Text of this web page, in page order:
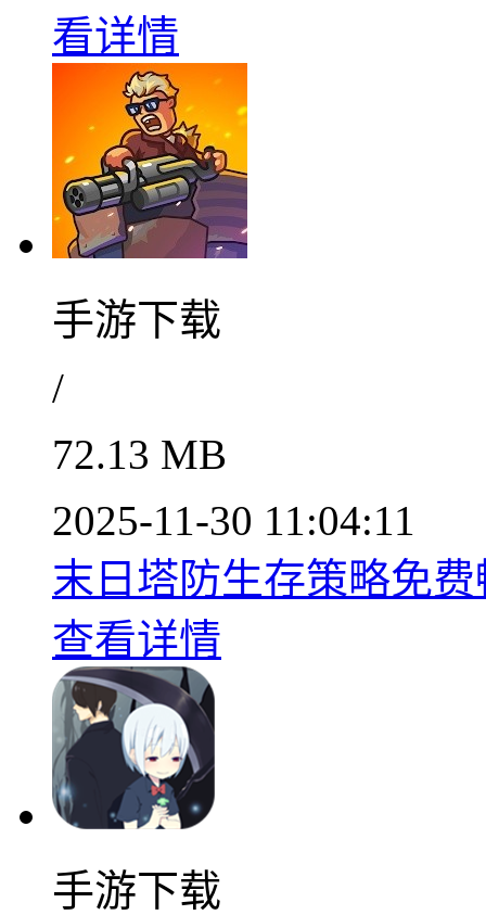
看详情
手游下载
/
72.13 MB
2025-11-30 11:04:11
末日塔防生存策略免
查看详情
手游下载